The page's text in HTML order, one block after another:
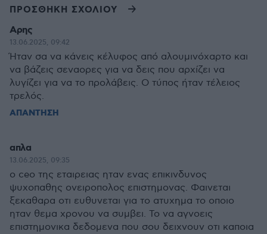
ΠΡΟΣΘΗΚΗ ΣΧΟΛΙΟΥ
Αρης
13.06.2025, 09:42
Ήταν σα να κάνεις κέλυφος από αλουμινόχαρτο και
να βάζεις σεναορες για να δεις που αρχίζει να
λυγίζει για να το προλάβεις. Ο τύπος ήταν τέλειος
τρελός.
ΑΠΑΝΤΗΣΗ
απλα
13.06.2025, 09:35
ο ceo της εταιρειας ηταν ενας επικινδυνος
ψυχοπαθης ονειροπολος επιστημονας. Φαινεται
ξεκαθαρα οτι ευθυνεται για το ατυχημα το οποιο
ηταν θεμα χρονου να συμβει. Το να αγνοεις
επιστημονικα δεδομενα που σου δειχνουν οτι καποια